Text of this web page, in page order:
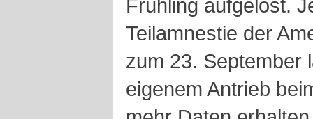
Frühling aufgelöst.
Teilamnestie der
zum 23. September
eigenem Antrieb